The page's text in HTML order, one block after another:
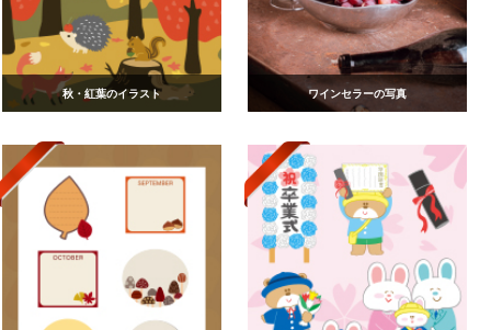
秋・紅葉のイラスト ワインセラーの写真